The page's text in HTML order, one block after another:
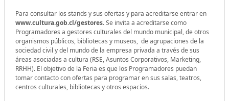
Para consultar los stands y sus ofertas y para acreditarse entrar en
www.cultura.gob.cl/gestores. Se invita a acreditarse como
Programadores a gestores culturales del mundo municipal, de otros
organismos públicos, bibliotecas y museos, de agrupaciones de la
sociedad civil y del mundo de la empresa privada a través de sus
áreas asociadas a cultura (RSE, Asuntos Corporativos, Marketing,
RRHH). El objetivo de la Feria es que los Programadores puedan
tomar contacto con ofertas para programar en sus salas, teatros,
centros culturales, bibliotecas y otros espacios.